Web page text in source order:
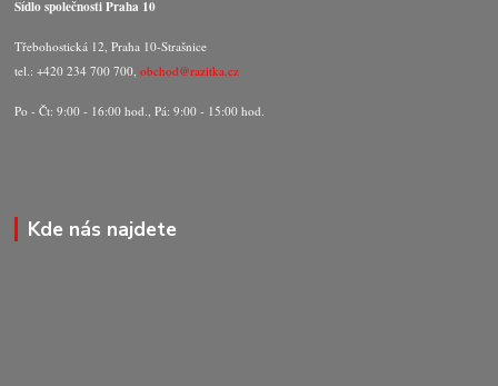
Sídlo společnosti Praha 10
Třebohostická 12, Praha 10-Strašnice
tel.: +420 234 700 700,obchod@razitka.cz
Po - Čt: 9:00 - 16:00 hod., Pá: 9:00 - 15:00 hod.
Kde nás najdete